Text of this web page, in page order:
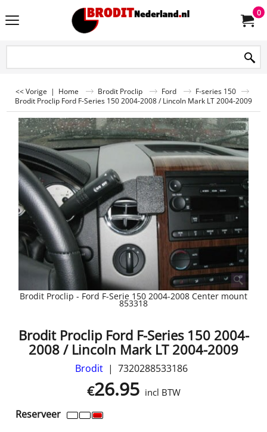
0
<< Vorige | Home Brodit Proclip Ford
F-series 150
Brodit Proclip Ford F-Series 150 2004-2008 / Lincoln Mark LT 2004-2009
Brodit Proclip - Ford F-Serie 150 2004-2008 Center mount
853318
Brodit Proclip Ford F-Series 150 2004-
2008 / Lincoln Mark LT 2004-2009
Brodit 7320288533186
€26.95 incl BTW
Reserveer